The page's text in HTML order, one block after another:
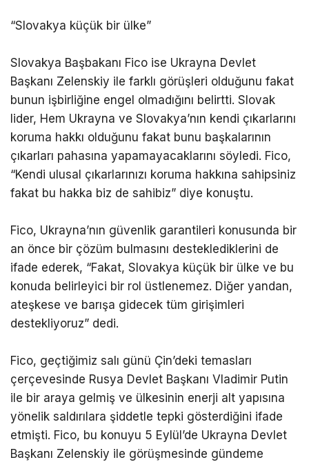
“Slovakya küçük bir ülke”
Slovakya Başbakanı Fico ise Ukrayna Devlet
Başkanı Zelenskiy ile farklı görüşleri olduğunu fakat
bunun işbirliğine engel olmadığını belirtti. Slovak
lider, Hem Ukrayna ve Slovakya’nın kendi çıkarlarını
koruma hakkı olduğunu fakat bunu başkalarının
çıkarları pahasına yapamayacaklarını söyledi. Fico,
“Kendi ulusal çıkarlarınızı koruma hakkına sahipsiniz
fakat bu hakka biz de sahibiz” diye konuştu.
Fico, Ukrayna’nın güvenlik garantileri konusunda bir
an önce bir çözüm bulmasını desteklediklerini de
ifade ederek, “Fakat, Slovakya küçük bir ülke ve bu
konuda belirleyici bir rol üstlenemez. Diğer yandan,
ateşkese ve barışa gidecek tüm girişimleri
destekliyoruz” dedi.
Fico, geçtiğimiz salı günü Çin’deki temasları
çerçevesinde Rusya Devlet Başkanı Vladimir Putin
ile bir araya gelmiş ve ülkesinin enerji alt yapısına
yönelik saldırılara şiddetle tepki gösterdiğini ifade
etmişti. Fico, bu konuyu 5 Eylül’de Ukrayna Devlet
Başkanı Zelenskiy ile görüşmesinde gündeme